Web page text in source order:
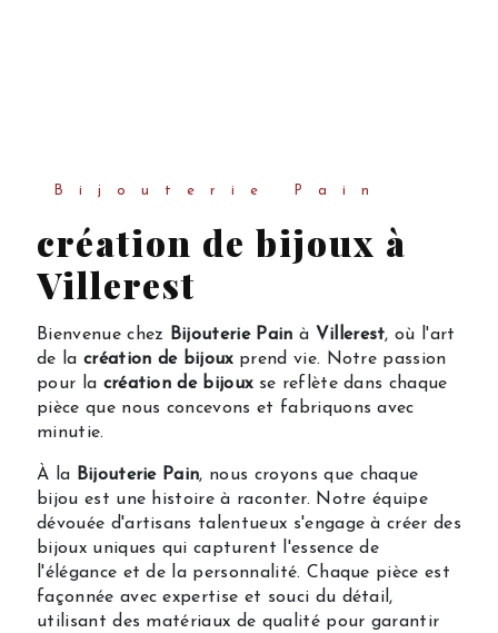
Bijouterie Pain
création de bijoux à
Villerest
Bienvenue chez Bijouterie Pain à Villerest, où l'art
de la création de bijouxprend vie. Notre passion
pour la création de bijouxse reflète dans chaque
pièce que nous concevons et fabriquons avec
minutie.
À la Bijouterie Pain, nous croyons que chaque
bijou est une histoire à raconter. Notre équipe
dévouée d'artisans talentueux s'engage à créer des
bijoux uniques qui capturent l'essence de
l'élégance et de la personnalité. Chaque pièce est
façonnée avec expertise et souci du détail,
utilisant des matériaux de qualité pour garantir